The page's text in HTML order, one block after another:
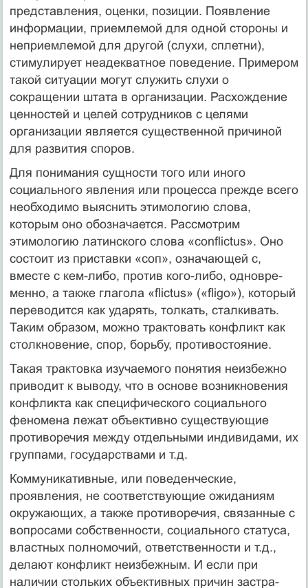
представления, оценки, позиции. Появление
инфор­мации, приемлемой для одной стороны и
неприемлемой для дру­гой (слухи, сплетни),
стимулирует неадекватное поведение. При­мером
такой ситуации могут служить слухи о
сокращении штата в организации. Расхождение
ценностей и целей сотрудников с целями
организации является существенной причиной
для разви­тия споров.
Для понимания сущности того или иного
социального явления или процесса прежде всего
необходимо выяснить этимологию слова,
которым оно обозначается. Рассмотрим
этимологию ла­тинского слова «conflictus». Оно
состоит из приставки «соп», означающей с,
вместе с кем-либо, против кого-либо, одновре­
менно, а также глагола «flictus» («fligo»), который
переводится как ударять, толкать, сталкивать.
Таким образом, можно тракто­вать конфликт как
столкновение, спор, борьбу, противостоя­ние.
Такая трактовка изучаемого понятия неизбежно
приводит к выводу, что в основе возникновения
конфликта как специфиче­ского социального
феномена лежат объективно существующие
противоречия между отдельными индивидами, их
группами, госу­дарствами и т.д.
Коммуникативные, или поведенческие,
проявления, не соответ­ствующие ожиданиям
окружающих, а также противоречия, связан­ные с
вопросами собственности, социального статуса,
властных полномочий, ответственности и т.д.,
делают конфликт неизбеж­ным. И если при
наличии стольких объективных причин застра­